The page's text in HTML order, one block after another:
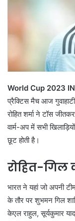
World Cup 2023
प्रैक्टिस मैच आज
रोहित शर्मा ने टॉस
वार्म-अप में सभी
छूट होती है।
रोहित-गिल
भारत ने यहां जो अपनी
के तौर पर शुभमन गिल
केएल राहुल, सूर्यकुमार